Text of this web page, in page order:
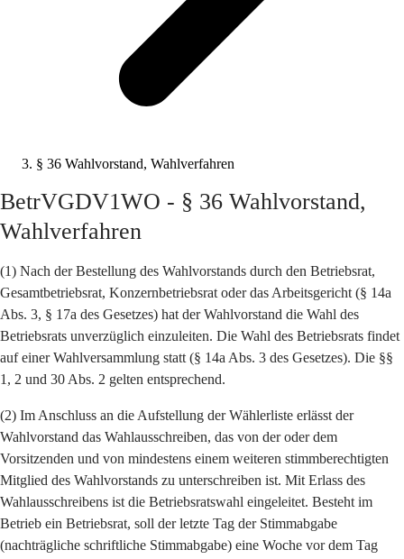
§ 36 Wahlvorstand, Wahlverfahren
BetrVGDV1WO - § 36 Wahlvorstand,
Wahlverfahren
(1) Nach der Bestellung des Wahlvorstands durch den Betriebsrat,
Gesamtbetriebsrat, Konzernbetriebsrat oder das Arbeitsgericht (§ 14a
Abs. 3, § 17a des Gesetzes) hat der Wahlvorstand die Wahl des
Betriebsrats unverzüglich einzuleiten. Die Wahl des Betriebsrats findet
auf einer Wahlversammlung statt (§ 14a Abs. 3 des Gesetzes). Die §§
1, 2 und 30 Abs. 2 gelten entsprechend.
(2) Im Anschluss an die Aufstellung der Wählerliste erlässt der
Wahlvorstand das Wahlausschreiben, das von der oder dem
Vorsitzenden und von mindestens einem weiteren stimmberechtigten
Mitglied des Wahlvorstands zu unterschreiben ist. Mit Erlass des
Wahlausschreibens ist die Betriebsratswahl eingeleitet. Besteht im
Betrieb ein Betriebsrat, soll der letzte Tag der Stimmabgabe
(nachträgliche schriftliche Stimmabgabe) eine Woche vor dem Tag